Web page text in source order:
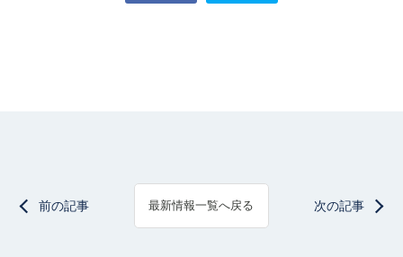
前の記事 最新情報一覧へ戻る 次の記事